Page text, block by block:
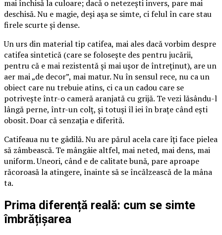
mai închisă la culoare; dacă o netezești invers, pare mai
deschisă. Nu e magie, deși așa se simte, ci felul în care stau
firele scurte și dense.
Un urs din material tip catifea, mai ales dacă vorbim despre
catifea sintetică (care se folosește des pentru jucării,
pentru că e mai rezistentă și mai ușor de întreținut), are un
aer mai „de decor”, mai matur. Nu în sensul rece, nu ca un
obiect care nu trebuie atins, ci ca un cadou care se
potrivește într-o cameră aranjată cu grijă. Te vezi lăsându-l
lângă perne, într-un colț, și totuși îl iei în brațe când ești
obosit. Doar că senzația e diferită.
Catifeaua nu te gâdilă. Nu are părul acela care îți face pielea
să zâmbească. Te mângâie altfel, mai neted, mai dens, mai
uniform. Uneori, când e de calitate bună, pare aproape
răcoroasă la atingere, înainte să se încălzească de la mâna
ta.
Prima diferență reală: cum se simte
îmbrățișarea